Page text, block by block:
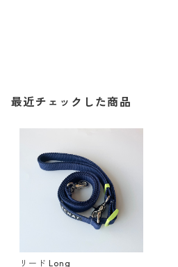
最近チェックした商品
リード Long